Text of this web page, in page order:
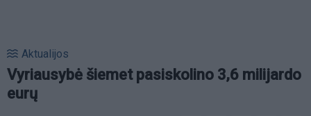
Aktualijos
Vyriausybė šiemet pasiskolino 3,6 milijardo
eurų